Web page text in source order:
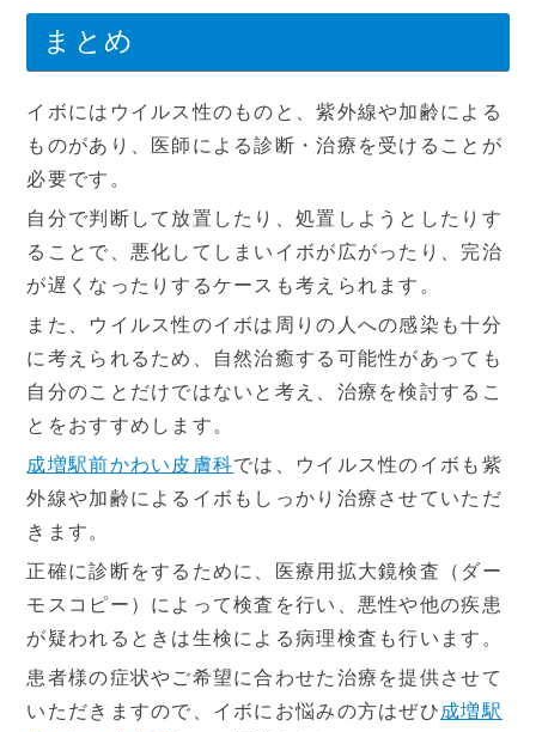
まとめ
イボにはウイルス性のものと、紫外線や加齢による
ものがあり、医師による診断・治療を受けることが
必要です。
自分で判断して放置したり、処置しようとしたりす
ることで、悪化してしまいイボが広がったり、完治
が遅くなったりするケースも考えられます。
また、ウイルス性のイボは周りの人への感染も十分
に考えられるため、自然治癒する可能性があっても
自分のことだけではないと考え、治療を検討するこ
とをおすすめします。
成増駅前かわい皮膚科では、ウイルス性のイボも紫
外線や加齢によるイボもしっかり治療させていただ
きます。
正確に診断をするために、医療用拡大鏡検査（ダー
モスコピー）によって検査を行い、悪性や他の疾患
が疑われるときは生検による病理検査も行います。
患者様の症状やご希望に合わせた治療を提供させて
いただきますので、イボにお悩みの方はぜひ 成増駅